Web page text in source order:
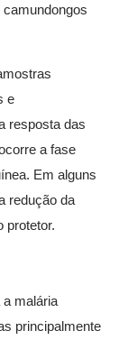
e
resposta das
a fase
Em alguns
redução da
protetor.
malária
principalmente